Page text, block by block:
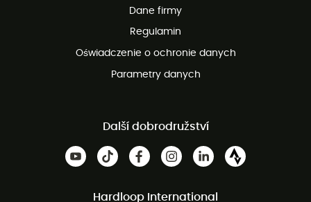
Dane firmy
Regulamin
Oświadczenie o ochronie danych
Parametry danych
Další dobrodružství
Hardloop International